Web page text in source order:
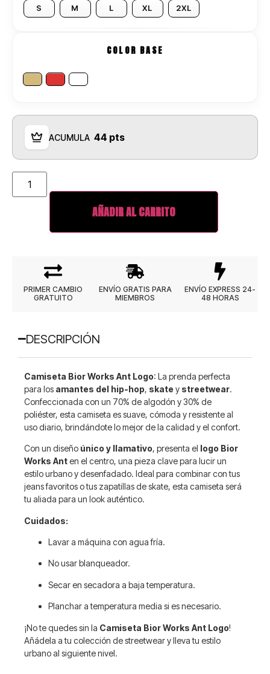
S M L XL 2XL
COLOR BASE
ACUMULA 44 pts
AÑADIR AL CARRITO
DESCRIPCIÓN
Camiseta Bior Works Ant Logo: La prenda perfecta
para los amantes del hip-hop, skate y streetwear.
Confeccionada con un 70% de algodón y 30% de
poliéster, esta camiseta es suave, cómoda y resistente al
uso diario, brindándote lo mejor de la calidad y el confort.
Con un diseño único y llamativo, presenta el logo Bior
Works Anten el centro, una pieza clave para lucir un
estilo urbano y desenfadado. Ideal para combinar con tus
jeans favoritos o tus zapatillas de skate, esta camiseta será
tu aliada para un look auténtico.
Cuidados:
Lavar a máquina con agua fría.
No usar blanqueador.
Secar en secadora a baja temperatura.
Planchar a temperatura media si es necesario.
¡No te quedes sin la Camiseta Bior Works Ant Logo!
Añádela a tu colección de streetwear y lleva tu estilo
urbano al siguiente nivel.
PRIMER CAMBIO
GRATUITO
ENVÍO GRATIS PARA
MIEMBROS
ENVÍO EXPRESS 24-
48 HORAS